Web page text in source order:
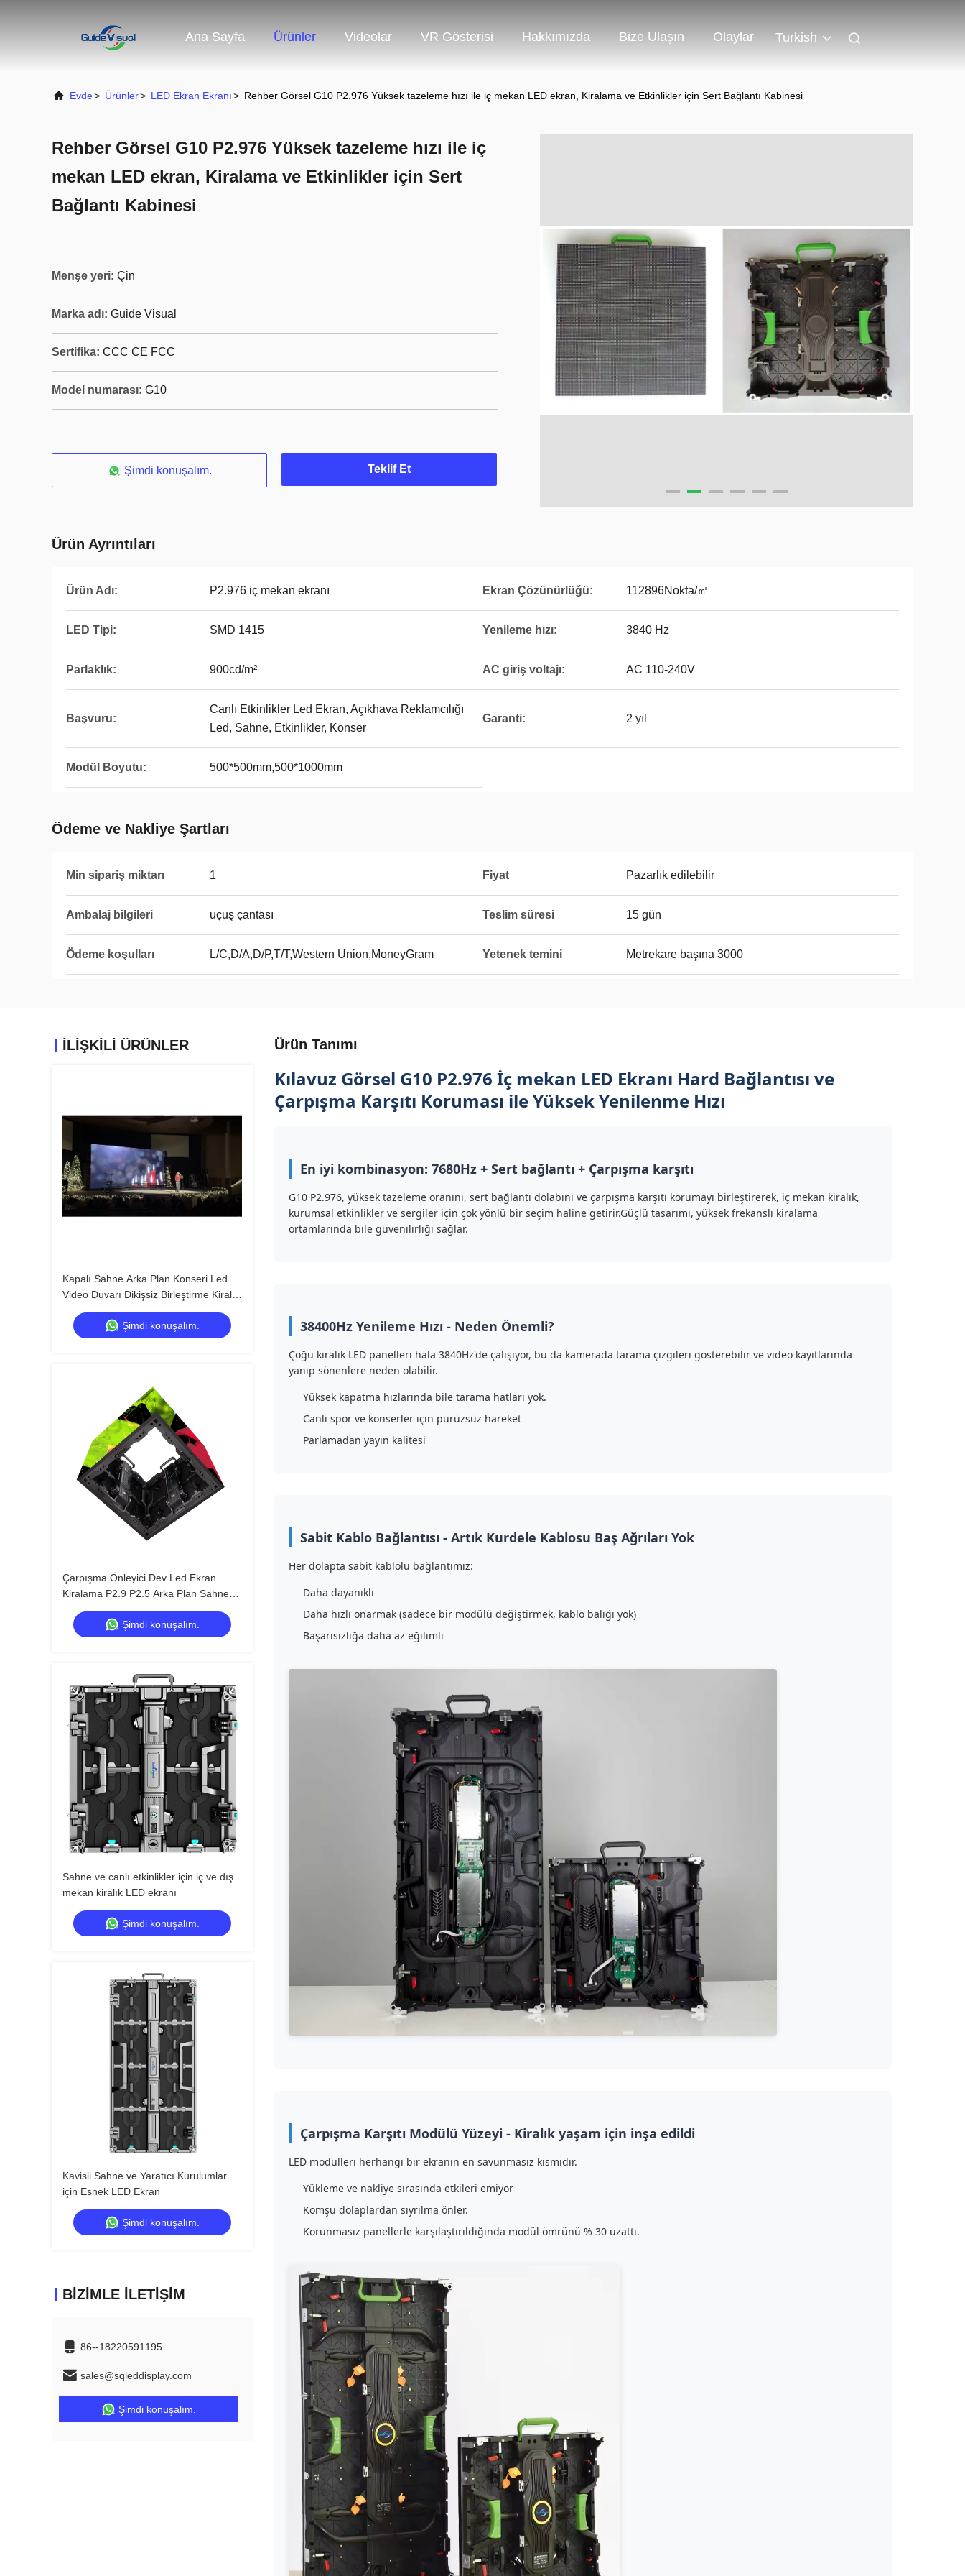
Ana Sayfa Ürünler Videolar VR Gösterisi Hakkımızda Bize Ulaşın Olaylar Turkish
Evde> Ürünler> LED Ekran Ekranı> Rehber Görsel G10 P2.976 Yüksek tazeleme hızı ile iç mekan LED ekran, Kiralama ve Etkinlikler için Sert Bağlantı Kabinesi
Rehber Görsel G10 P2.976 Yüksek tazeleme hızı ile iç
mekan LED ekran, Kiralama ve Etkinlikler için Sert
Bağlantı Kabinesi
Menşe yeri: Çin
Marka adı: Guide Visual
Sertifika: CCC CE FCC
Model numarası: G10
Şimdi konuşalım. Teklif Et
Ürün Ayrıntıları
Ürün Adı: P2.976 iç mekan ekranı Ekran Çözünürlüğü: 112896Nokta/㎡
LED Tipi: SMD 1415 Yenileme hızı: 3840 Hz
Parlaklık: 900cd/m² AC giriş voltajı: AC 110-240V
Başvuru:
Canlı Etkinlikler Led Ekran, Açıkhava Reklamcılığı
Led, Sahne, Etkinlikler, Konser
Garanti: 2 yıl
Modül Boyutu: 500*500mm,500*1000mm
Ödeme ve Nakliye Şartları
Min sipariş miktarı 1 Fiyat Pazarlık edilebilir
Ambalaj bilgileri uçuş çantası Teslim süresi 15 gün
Ödeme koşulları L/C,D/A,D/P,T/T,Western Union,MoneyGram Yetenek temini Metrekare başına 3000
İLIŞKILI ÜRÜNLER
Kapalı Sahne Arka Plan Konseri Led
Video Duvarı Dikişsiz Birleştirme Kiralık
Led Ekran
Şimdi konuşalım.
Çarpışma Önleyici Dev Led Ekran
Kiralama P2.9 P2.5 Arka Plan Sahnesi
Şimdi konuşalım.
Sahne ve canlı etkinlikler için iç ve dış
mekan kiralık LED ekranı
Şimdi konuşalım.
Kavisli Sahne ve Yaratıcı Kurulumlar
için Esnek LED Ekran
Şimdi konuşalım.
BIZIMLE İLETIŞIM
86--18220591195
sales@sqleddisplay.com
Şimdi konuşalım.
Ürün Tanımı
Kılavuz Görsel G10 P2.976 İç mekan LED Ekranı Hard Bağlantısı ve
Çarpışma Karşıtı Koruması ile Yüksek Yenilenme Hızı
En iyi kombinasyon: 7680Hz + Sert bağlantı + Çarpışma karşıtı
G10 P2.976, yüksek tazeleme oranını, sert bağlantı dolabını ve çarpışma karşıtı korumayı birleştirerek, iç mekan kiralık,
kurumsal etkinlikler ve sergiler için çok yönlü bir seçim haline getirir.Güçlü tasarımı, yüksek frekanslı kiralama
ortamlarında bile güvenilirliği sağlar.
38400Hz Yenileme Hızı - Neden Önemli?
Çoğu kiralık LED panelleri hala 3840Hz'de çalışıyor, bu da kamerada tarama çizgileri gösterebilir ve video kayıtlarında
yanıp sönenlere neden olabilir.
Yüksek kapatma hızlarında bile tarama hatları yok.
Canlı spor ve konserler için pürüzsüz hareket
Parlamadan yayın kalitesi
Sabit Kablo Bağlantısı - Artık Kurdele Kablosu Baş Ağrıları Yok
Her dolapta sabit kablolu bağlantımız:
Daha dayanıklı
Daha hızlı onarmak (sadece bir modülü değiştirmek, kablo balığı yok)
Başarısızlığa daha az eğilimli
Çarpışma Karşıtı Modülü Yüzeyi - Kiralık yaşam için inşa edildi
LED modülleri herhangi bir ekranın en savunmasız kısmıdır.
Yükleme ve nakliye sırasında etkileri emiyor
Komşu dolaplardan sıyrılma önler.
Korunmasız panellerle karşılaştırıldığında modül ömrünü % 30 uzattı.